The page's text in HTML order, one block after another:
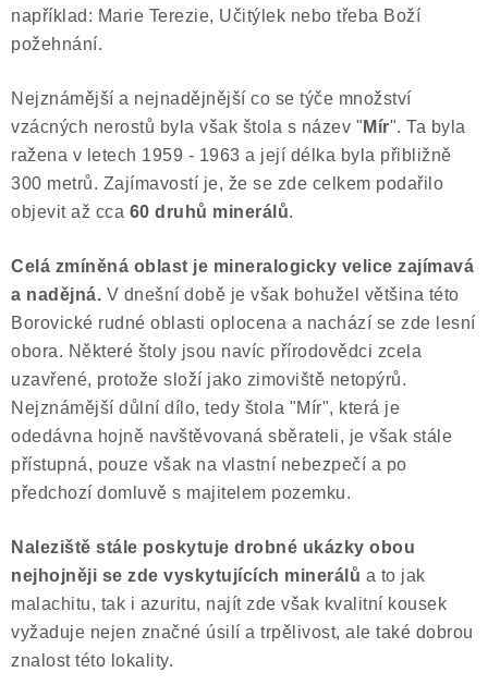
například: Marie Terezie, Učitýlek nebo třeba Boží
požehnání.
Nejznámější a nejnadějnější co se týče množství
vzácných nerostů byla však štola s název " Mír". Ta byla
ražena v letech 1959 - 1963 a její délka byla přibližně
300 metrů. Zajímavostí je, že se zde celkem podařilo
objevit až cca 60 druhů minerálů.
Celá zmíněná oblast je mineralogicky velice zajímavá
a nadějná. V dnešní době je však bohužel většina této
Borovické rudné oblasti oplocena a nachází se zde lesní
obora. Některé štoly jsou navíc přírodovědci zcela
uzavřené, protože složí jako zimoviště netopýrů.
Nejznámější důlní dílo, tedy štola "Mír", která je
odedávna hojně navštěvovaná sběrateli, je však stále
přístupná, pouze však na vlastní nebezpečí a po
předchozí domluvě s majitelem pozemku.
Naleziště stále poskytuje drobné ukázky obou
nejhojněji se zde vyskytujících minerálů a to jak
malachitu, tak i azuritu, najít zde však kvalitní kousek
vyžaduje nejen značné úsilí a trpělivost, ale také dobrou
znalost této lokality.